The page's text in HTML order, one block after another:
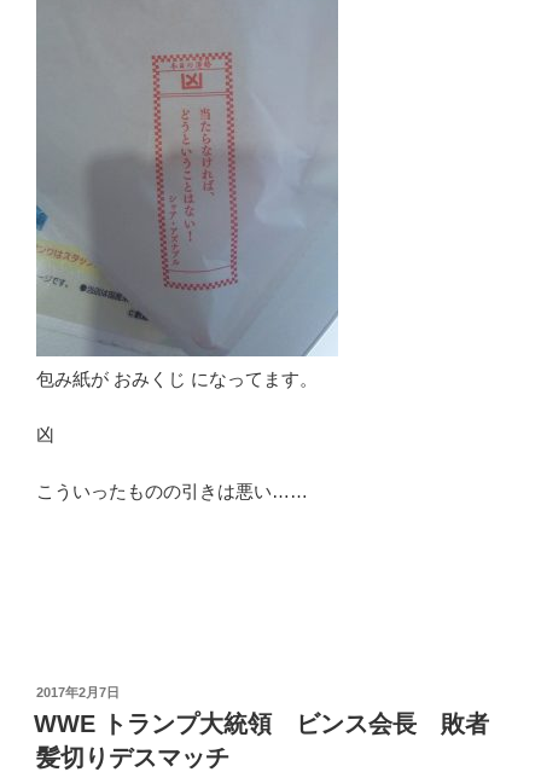
包み紙が おみくじ になってます。
凶
こういったものの引きは悪い……
投
稿
日:
2017年2月7日
WWE トランプ大統領 ビンス会長 敗者
髪切りデスマッチ